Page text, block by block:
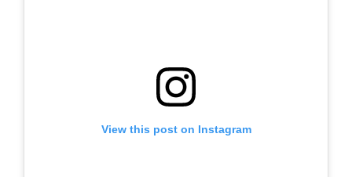
View this post on Instagram